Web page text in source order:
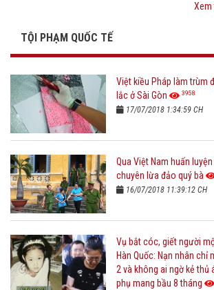
Xem
TỘI PHẠM QUỐC TẾ
Việt kiều Pháp làm trùm
lắc ở Sài Gòn
3958
17/07/2018 1:34:59 CH
Qua Việt Nam huấn
chuyên lừa đảo quý bà
16/07/2018 11:39:12 CH
Vụ bắt cóc, giết người
Hàn Quốc: Nạn nhân chỉ
2 và không ai ngờ kẻ thủ
phụ mang bầu 8 tháng